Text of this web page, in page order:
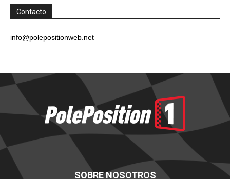
Contacto
info@polepositionweb.net
SOBRE NOSOTROS